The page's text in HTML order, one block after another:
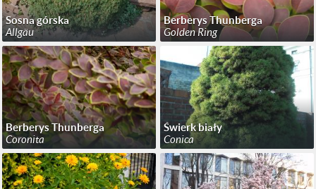
Sosna górska
Allgäu
Berberys Thunberga
Golden Ring
Berberys Thunberga
Coronita
Świerk biały
Conica